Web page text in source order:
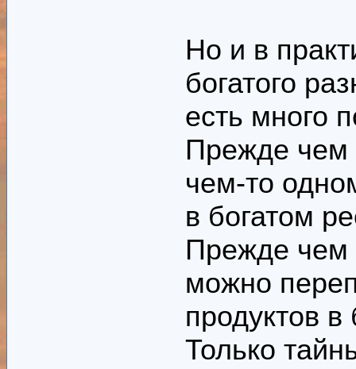
Но и в
богатого
есть много
Прежде чем
чем-то
в богатом
Прежде чем
можно
продуктов
Только